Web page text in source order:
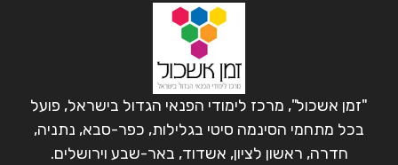
"זמן אשכול", מרכז לימודי הפנאי הגדול בישראל, פועל
בכל מתחמי הסינמה סיטי בגלילות, כפר-סבא, נתניה,
חדרה, ראשון לציון, אשדוד, באר-שבע וירושלים.